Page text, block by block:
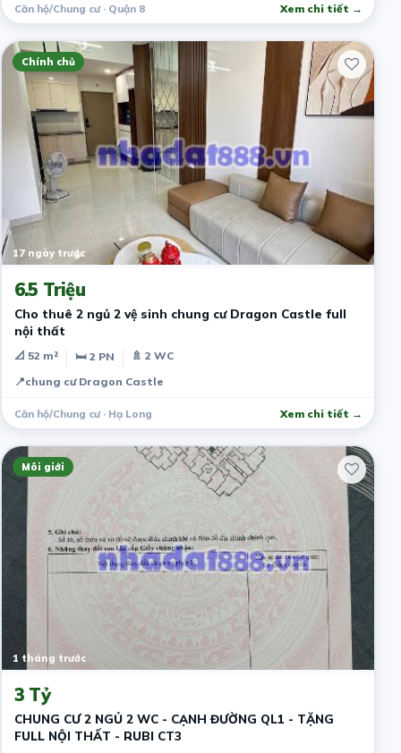
Căn hộ/Chung cư · Quận 8 Xem chi tiết →
Chính chủ
17 ngày trước
6.5 Triệu
Cho thuê 2 ngủ 2 vệ sinh chung cư Dragon Castle full
nội thất
📐 52 m² 🛏 2 PN
🚿 2 WC
📍chung cư Dragon Castle
Căn hộ/Chung cư · Hạ Long Xem chi tiết →
Môi giới
1 tháng trước
3 Tỷ
CHUNG CƯ 2 NGỦ 2 WC - CẠNH ĐƯỜNG QL1 - TẶNG
FULL NỘI THẤT - RUBI CT3